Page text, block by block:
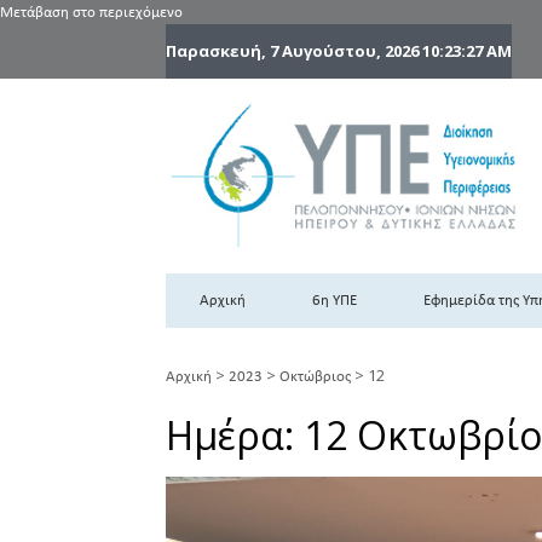
Μετάβαση στο περιεχόμενο
Παρασκευή, 7 Αυγούστου, 202610:23:28 AM
Αρχική 6η ΥΠΕ Εφημερίδα της
Αρχική > 2023 > Οκτώβριος > 12
Ημέρα: 12